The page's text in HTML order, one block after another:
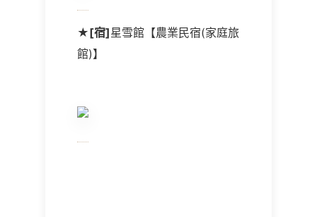
★[宿]星雪館【農業民宿(家庭旅
館)】